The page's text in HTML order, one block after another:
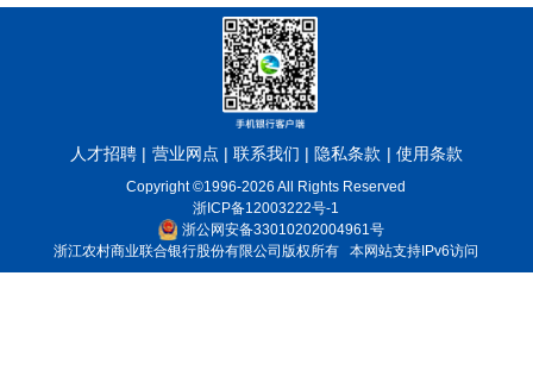
人才招聘 | 营业网点 | 联系我们 | 隐私条款 | 使用条款
Copyright ©1996-2026 All Rights Reserved
浙ICP备12003222号-1
浙公网安备33010202004961号
浙江农村商业联合银行股份有限公司版权所有 本网站支持IPv6访问